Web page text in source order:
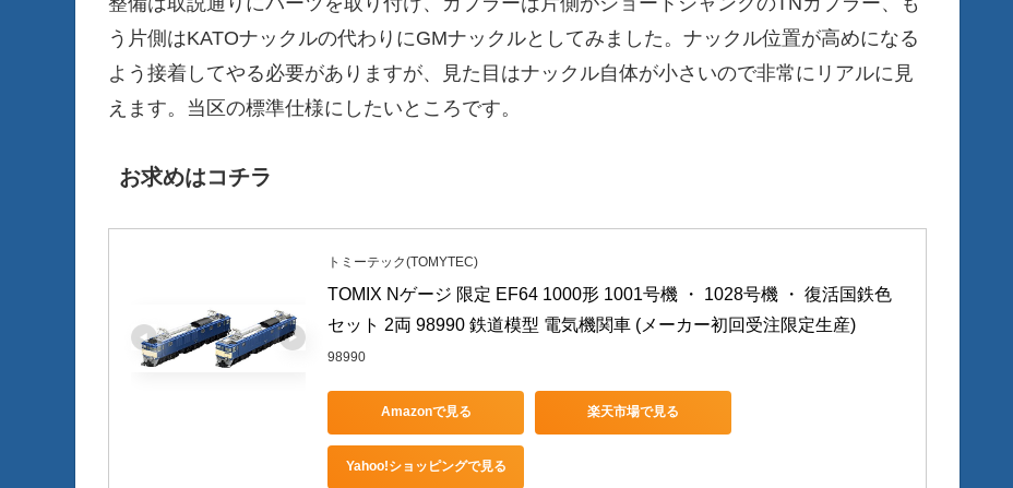
う片側はKATOナックルの代わりにGMナックルとしてみました。ナックル位置が高めになる
よう接着してやる必要がありますが、見た目はナックル自体が小さいので非常にリアルに見
えます。当区の標準仕様にしたいところです。
お求めはコチラ
トミーテック(TOMYTEC)
TOMIX Nゲージ 限定 EF64 1000形 1001号機 ・ 1028号機 ・ 復活国鉄色
セット 2両 98990 鉄道模型 電気機関車 (メーカー初回受注限定生産)
98990
Amazonで見る 楽天市場で見る
Yahoo!ショッピングで見る